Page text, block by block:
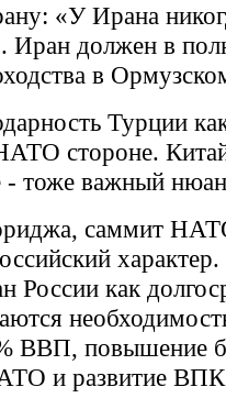
«У Ирана
Иран должен в
в
Турции
стороне.
- тоже важный
саммит
России как
ВВП, повышение
и развитие